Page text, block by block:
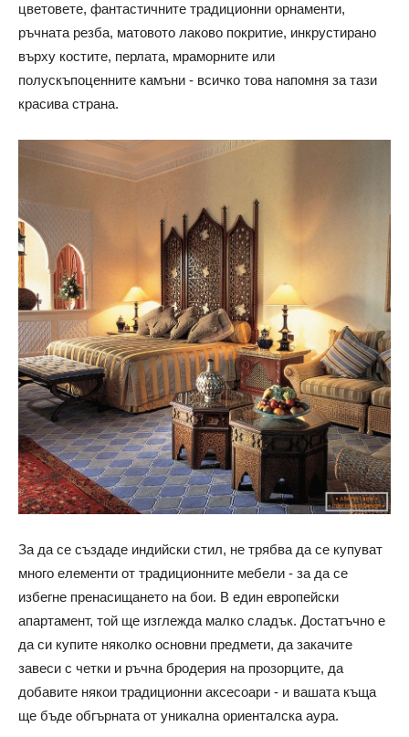
цветовете, фантастичните традиционни орнаменти,
ръчната резба, матовото лаково покритие, инкрустирано
върху костите, перлата, мраморните или
полускъпоценните камъни - всичко това напомня за тази
красива страна.
За да се създаде индийски стил, не трябва да се купуват
много елементи от традиционните мебели - за да се
избегне пренасищането на бои. В един европейски
апартамент, той ще изглежда малко сладък. Достатъчно е
да си купите няколко основни предмети, да закачите
завеси с четки и ръчна бродерия на прозорците, да
добавите някои традиционни аксесоари - и вашата къща
ще бъде обгърната от уникална ориенталска аура.